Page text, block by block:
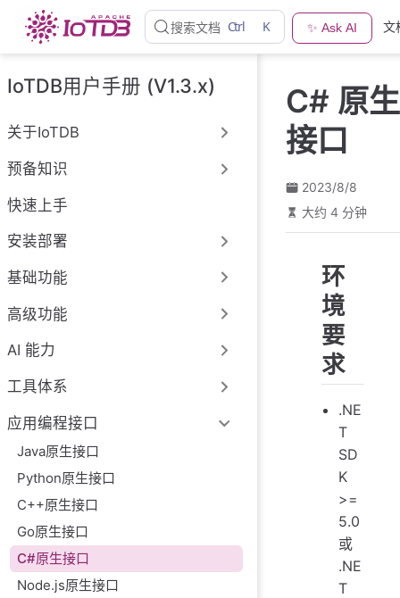
跳
至
主
要
內
搜索文档 Ctrl K ✨ Ask AI 文
IoTDB用户手册 (V1.3.x)
关于IoTDB
预备知识
快速上手
安装部署
基础功能
高级功能
AI 能力
工具体系
应用编程接口
Java原生接口
Python原生接口
C++原生接口
Go原生接口
C#原生接口
Node.js原生接口
C# 原生
接口
2023/8/8
大约 4 分钟
环
境
要
求
.NE
T
SD
K
>=
5.0
或
.NE
T